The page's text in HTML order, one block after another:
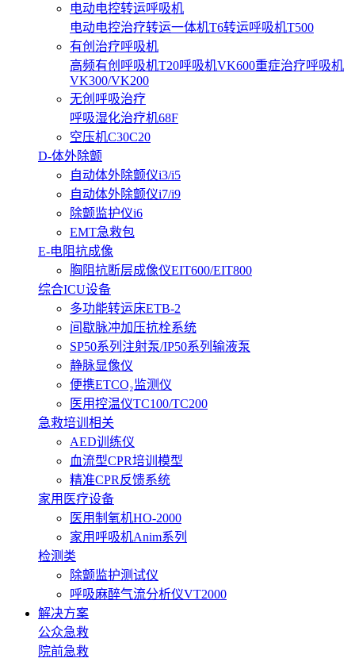
电动电控转运呼吸机
电动电控治疗转运一体机T6转运呼吸机T500
有创治疗呼吸机
高频有创呼吸机T20呼吸机VK600重症治疗呼吸机
VK300/VK200
无创呼吸治疗
呼吸湿化治疗机68F
空压机C30C20
D-体外除颤
自动体外除颤仪i3/i5
自动体外除颤仪i7/i9
除颤监护仪i6
EMT急救包
E-电阻抗成像
胸阻抗断层成像仪EIT600/EIT800
综合ICU设备
多功能转运床ETB-2
间歇脉冲加压抗栓系统
SP50系列注射泵/IP50系列输液泵
静脉显像仪
便携ETCO₂监测仪
医用控温仪TC100/TC200
急救培训相关
AED训练仪
血流型CPR培训模型
精准CPR反馈系统
家用医疗设备
医用制氧机HO-2000
家用呼吸机Anim系列
检测类
除颤监护测试仪
呼吸麻醉气流分析仪VT2000
解决方案
公众急救
院前急救